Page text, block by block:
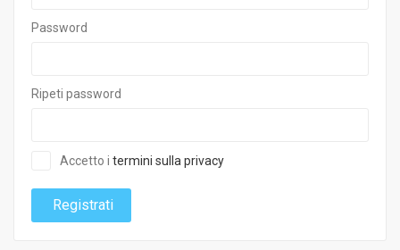
Password
Ripeti password
Accetto i termini sulla privacy
Registrati